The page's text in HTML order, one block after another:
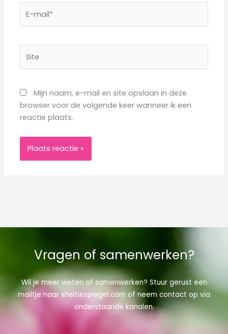
mail*
Mijn naam, e-mail en site opslaan in deze
browser voor de volgende keer wanneer ik een
reactie plaats.
Vragen of samenwerken?
Wil je meer weten of samenwerken? Stuur gerust een
mailtje naar sheltiespiegel.com of neem contact op via
onderstaande kanalen.